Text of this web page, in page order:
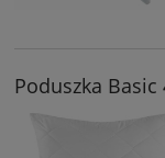
Poduszka Basic